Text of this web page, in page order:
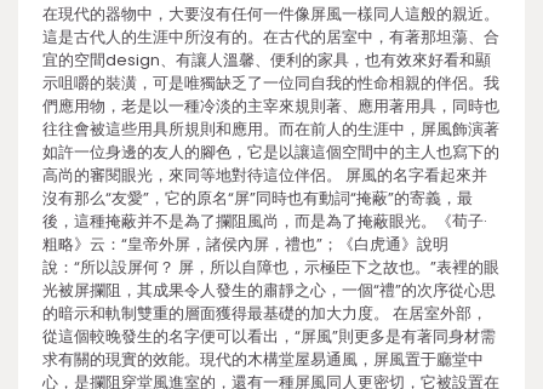
在現代的器物中，大要沒有任何一件像屏風一樣同人這般的親近。
這是古代人的生涯中所沒有的。在古代的居室中，有著那坦蕩、合
宜的空間design、有讓人溫馨、便利的家具，也有效來好看和顯
示咀嚼的裝潢，可是唯獨缺乏了一位同自我的性命相親的伴侶。我
們應用物，老是以一種冷淡的主宰來規則著、應用著用具，同時也
往往會被這些用具所規則和應用。而在前人的生涯中，屏風飾演著
如許一位身邊的友人的腳色，它是以讓這個空間中的主人也寫下的
高尚的審閱眼光，來同等地對待這位伴侶。 屏風的名字看起來并
沒有那么“友愛”，它的原名“屏”同時也有動詞“掩蔽”的寄義，最
後，這種掩蔽并不是為了攔阻風尚，而是為了掩蔽眼光。《荀子·
粗略》云：“皇帝外屏，諸侯內屏，禮也”；《白虎通》說明
說：“所以設屏何？ 屏，所以自障也，示極臣下之故也。”表裡的眼
光被屏攔阻，其成果令人發生的肅靜之心，一個“禮”的次序從心思
的暗示和軌制雙重的層面獲得最基礎的加大力度。 在居室外部，
從這個較晚發生的名字便可以看出，“屏風”則更多是有著同身材需
求有關的現實的效能。現代的木構堂屋易通風，屏風置于廳堂中
心，是攔阻穿堂風進室的，還有一種屏風同人更密切，它被設置在